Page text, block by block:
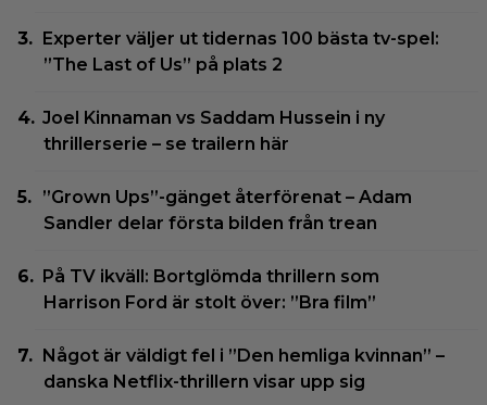
Experter väljer ut tidernas 100 bästa tv-spel:
”The Last of Us” på plats 2
Joel Kinnaman vs Saddam Hussein i ny
thrillerserie – se trailern här
”Grown Ups”-gänget återförenat – Adam
Sandler delar första bilden från trean
På TV ikväll: Bortglömda thrillern som
Harrison Ford är stolt över: ”Bra film”
Något är väldigt fel i ”Den hemliga kvinnan” –
danska Netflix-thrillern visar upp sig